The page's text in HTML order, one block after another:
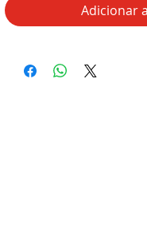
Adicionar